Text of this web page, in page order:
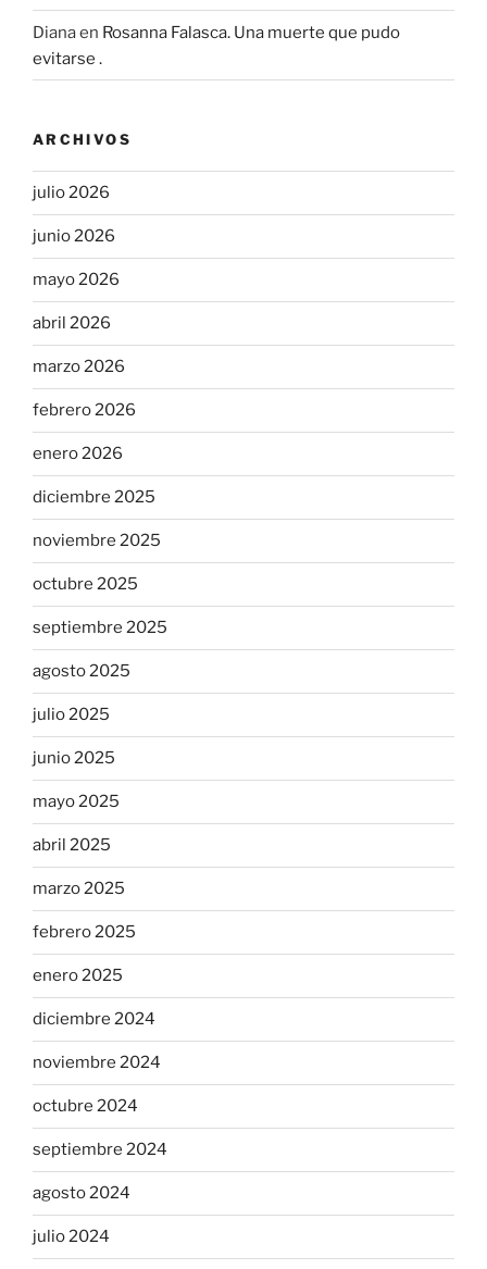
Dianaen Rosanna Falasca. Una muerte que pudo
evitarse .
ARCHIVOS
julio 2026
junio 2026
mayo 2026
abril 2026
marzo 2026
febrero 2026
enero 2026
diciembre 2025
noviembre 2025
octubre 2025
septiembre 2025
agosto 2025
julio 2025
junio 2025
mayo 2025
abril 2025
marzo 2025
febrero 2025
enero 2025
diciembre 2024
noviembre 2024
octubre 2024
septiembre 2024
agosto 2024
julio 2024